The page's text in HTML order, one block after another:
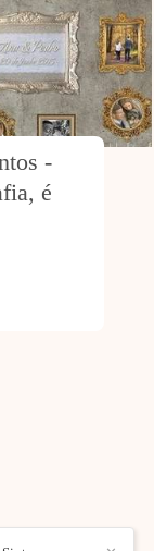
-
é
| EVENTOS